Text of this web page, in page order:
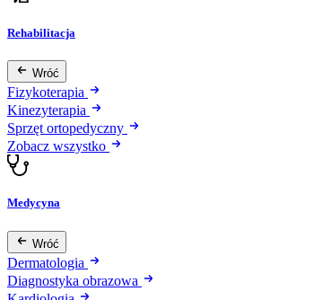
Rehabilitacja
Wróć
Fizykoterapia
Kinezyterapia
Sprzęt ortopedyczny
Zobacz wszystko
Medycyna
Wróć
Dermatologia
Diagnostyka obrazowa